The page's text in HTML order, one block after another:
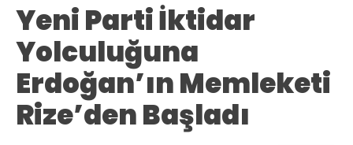
Yeni Parti İktidar
Yolculuğuna
Erdoğan’ın Memleketi
Rize’den Başladı